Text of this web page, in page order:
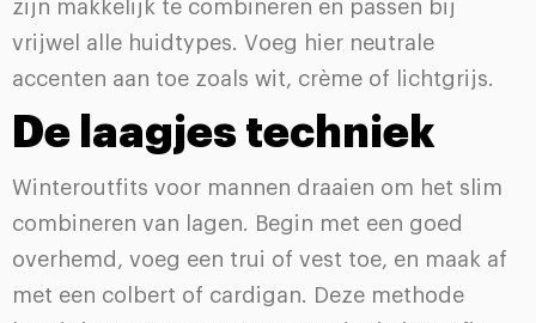
zijn makkelijk te combineren en passen bij
vrijwel alle huidtypes. Voeg hier neutrale
accenten aan toe zoals wit, crème of lichtgrijs.
De laagjes techniek
Winteroutfits voor mannen draaien om het slim
combineren van lagen. Begin met een goed
overhemd, voeg een trui of vest toe, en maak af
met een colbert of cardigan. Deze methode